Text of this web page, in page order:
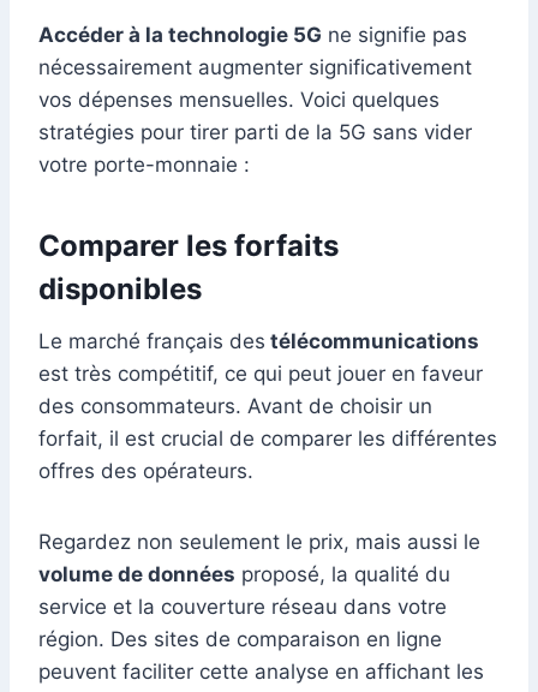
Accéder à la technologie 5G ne signifie pas
nécessairement augmenter significativement
vos dépenses mensuelles. Voici quelques
stratégies pour tirer parti de la 5G sans vider
votre porte-monnaie :
Comparer les forfaits
disponibles
Le marché français des télécommunications
est très compétitif, ce qui peut jouer en faveur
des consommateurs. Avant de choisir un
forfait, il est crucial de comparer les différentes
offres des opérateurs.
Regardez non seulement le prix, mais aussi le
volume de données proposé, la qualité du
service et la couverture réseau dans votre
région. Des sites de comparaison en ligne
peuvent faciliter cette analyse en affichant les